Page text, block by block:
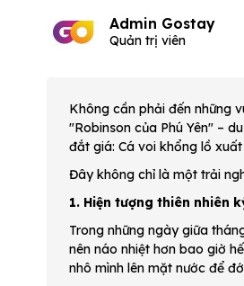
Admin Gostay
Quản trị viên
Không cần phải đến những
"Robinson của Phú Yên" –
đắt giá: Cá voi khổng lồ
Đây không chỉ là một trải
1. Hiện tượng thiên nhiên
Trong những ngày giữa
nên náo nhiệt hơn bao giờ
nhô mình lên mặt nước để